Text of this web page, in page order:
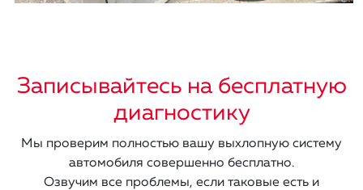
Записывайтесь на бесплатную
диагностику
Мы проверим полностью вашу выхлопную систему
автомобиля совершенно бесплатно.
Озвучим все проблемы, если таковые есть и